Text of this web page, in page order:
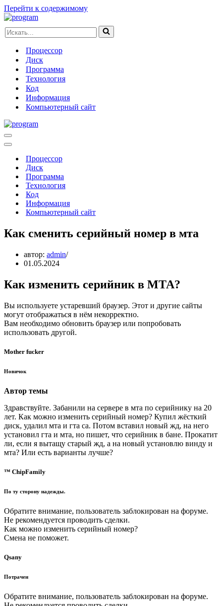
Перейти к содержимому
Искать...
Процессор
Диск
Программа
Технология
Код
Информация
Компьютерный сайт
Меню
навигации
Меню
навигацииПроцессор
Диск
Программа
Технология
Код
Информация
Компьютерный сайт
Как сменить серийный номер в мта
автор: admin
01.05.2024
Как изменить серийник в МТА?
Вы используете устаревший браузер. Этот и другие сайты
могут отображаться в нём некорректно.
Вам необходимо обновить браузер или попробовать
использовать другой.
Mother fucker
Новичок
Автор темы
Здравствуйте. Забанили на сервере в мта по серийнику на 20
лет. Как можно изменить серийный номер? Купил жёсткий
диск, удалил мта и гта са. Потом вставил новый жд, на него
установил гта и мта, но пишет, что серийник в бане. Прокатит
ли, если я вытащу старый жд, а на новый установлю винду и
мта? Или есть варианты лучше?
™ ChipFamily
По ту сторону надежды.
Обратите внимание, пользователь заблокирован на форуме.
Не рекомендуется проводить сделки.
Как можно изменить серийный номер?
Смена не поможет.
Qsany
Потрачен
Обратите внимание, пользователь заблокирован на форуме.